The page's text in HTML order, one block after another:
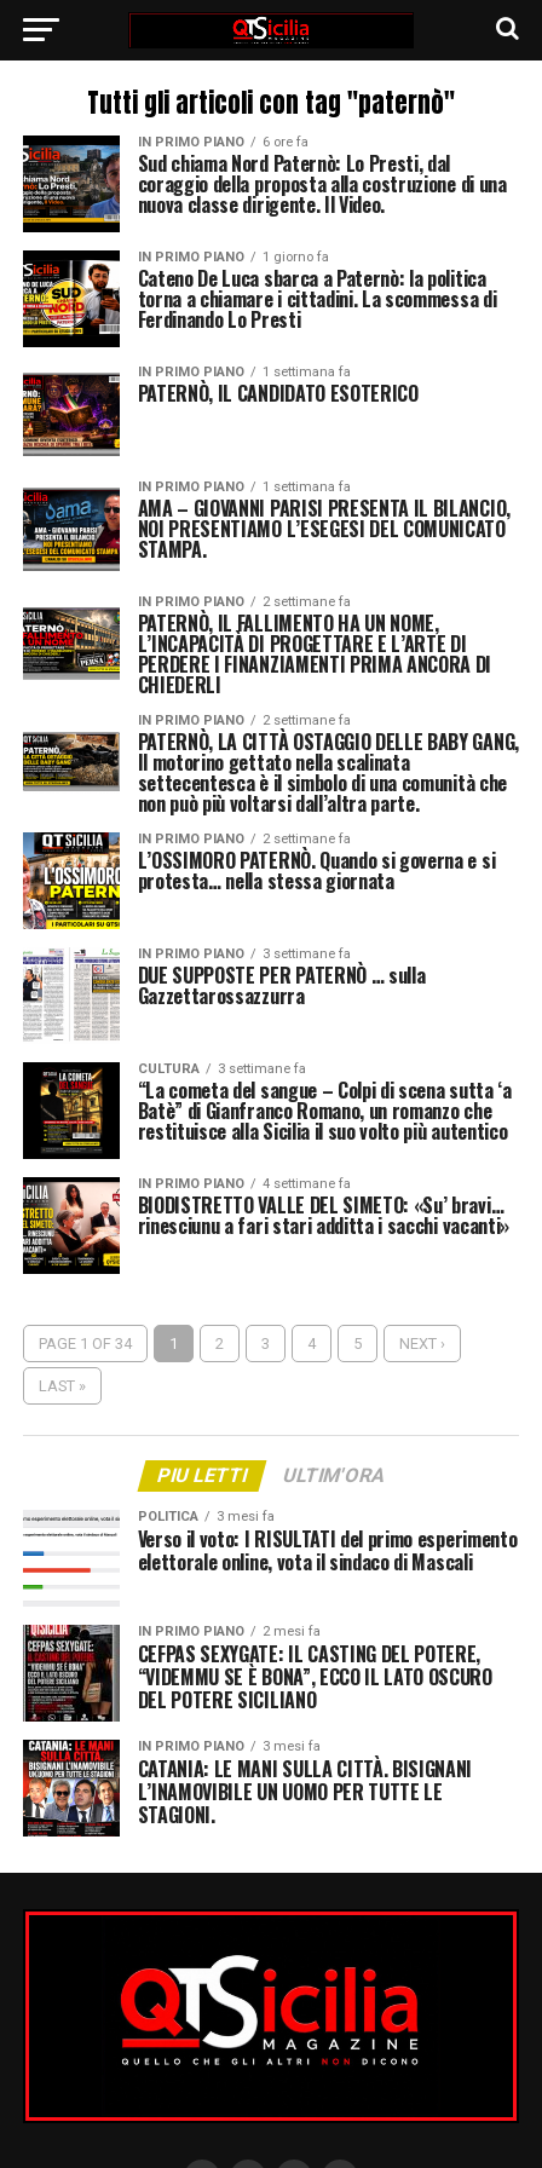
Tutti gli articoli con tag "paternò"
IN PRIMO PIANO 6 ore fa
Sud chiama Nord Paternò: Lo Presti, dal
coraggio della proposta alla costruzione di una
nuova classe dirigente. Il Video.
IN PRIMO PIANO 1 giorno fa
Cateno De Luca sbarca a Paternò: la politica
torna a chiamare i cittadini. La scommessa di
Ferdinando Lo Presti
IN PRIMO PIANO 1 settimana fa
PATERNÒ, IL CANDIDATO ESOTERICO
IN PRIMO PIANO 1 settimana fa
AMA – GIOVANNI PARISI PRESENTA IL BILANCIO,
NOI PRESENTIAMO L’ESEGESI DEL COMUNICATO
STAMPA.
IN PRIMO PIANO 2 settimane fa
PATERNÒ, IL FALLIMENTO HA UN NOME,
L’INCAPACITÀ DI PROGETTARE E L’ARTE DI
PERDERE I FINANZIAMENTI PRIMA ANCORA DI
CHIEDERLI
IN PRIMO PIANO 2 settimane fa
PATERNÒ, LA CITTÀ OSTAGGIO DELLE BABY GANG,
Il motorino gettato nella scalinata
settecentesca è il simbolo di una comunità che
non può più voltarsi dall’altra parte.
IN PRIMO PIANO 2 settimane fa
L’OSSIMORO PATERNÒ. Quando si governa e si
protesta… nella stessa giornata
IN PRIMO PIANO 3 settimane fa
DUE SUPPOSTE PER PATERNÒ … sulla
Gazzettarossazzurra
CULTURA 3 settimane fa
“La cometa del sangue – Colpi di scena sutta ‘a
Batè” di Gianfranco Romano, un romanzo che
restituisce alla Sicilia il suo volto più autentico
IN PRIMO PIANO 4 settimane fa
BIODISTRETTO VALLE DEL SIMETO: «Su’ bravi…
rinesciunu a fari stari additta i sacchi vacanti»
PAGE 1 OF 34 1 2 3 4 5 NEXT ›
LAST »
PIU LETTI ULTIM'ORA
POLITICA 3 mesi fa
Verso il voto: I RISULTATI del primo esperimento
elettorale online, vota il sindaco di Mascali
IN PRIMO PIANO 2 mesi fa
CEFPAS SEXYGATE: IL CASTING DEL POTERE,
“VIDEMMU SE È BONA”, ECCO IL LATO OSCURO
DEL POTERE SICILIANO
IN PRIMO PIANO 3 mesi fa
CATANIA: LE MANI SULLA CITTÀ. BISIGNANI
L’INAMOVIBILE UN UOMO PER TUTTE LE
STAGIONI.